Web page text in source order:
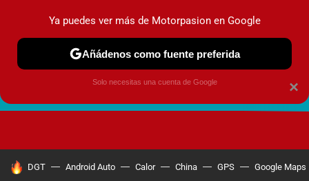
HOY SE HABLA DE
DGT Android Auto Calor China GPS Google Maps
×
Ya puedes ver más de Motorpasion en Google
Añádenos como fuente preferida
Solo necesitas una cuenta de Google